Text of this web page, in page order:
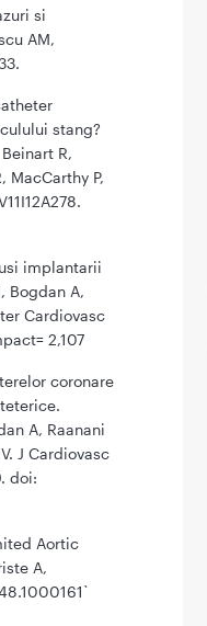
si
AM,
stang?
R,
MacCarthy P,
implantarii
Bogdan A,
Cardiovasc
2,107
coronare
A, Raanani
J Cardiovasc
doi:
Aortic
A,